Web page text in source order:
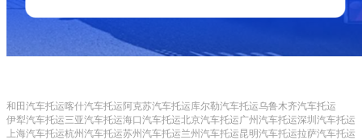
和田汽车托运喀什汽车托运阿克苏汽车托运库尔勒汽车托运乌鲁木齐汽车托运
伊犁汽车托运三亚汽车托运海口汽车托运北京汽车托运广州汽车托运深圳汽车托运
上海汽车托运杭州汽车托运苏州汽车托运兰州汽车托运昆明汽车托运拉萨汽车托运